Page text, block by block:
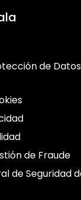
de Datos
de Fraude
de Seguridad